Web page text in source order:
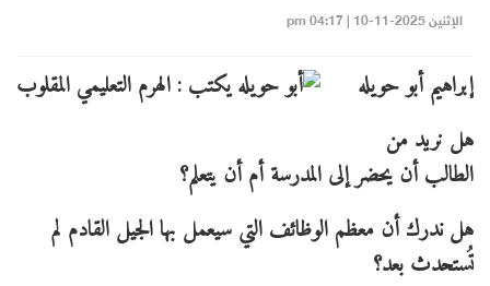
الإثنين 2025-11-10 | 04:17 pm
إبراهيم أبو حويله
هل نريد من
الطالب أن يحضر إلى المدرسة أم أن يتعلم؟
هل ندرك أن معظم الوظائف التي سيعمل بها الجيل القادم لم
تُستحدث بعد؟